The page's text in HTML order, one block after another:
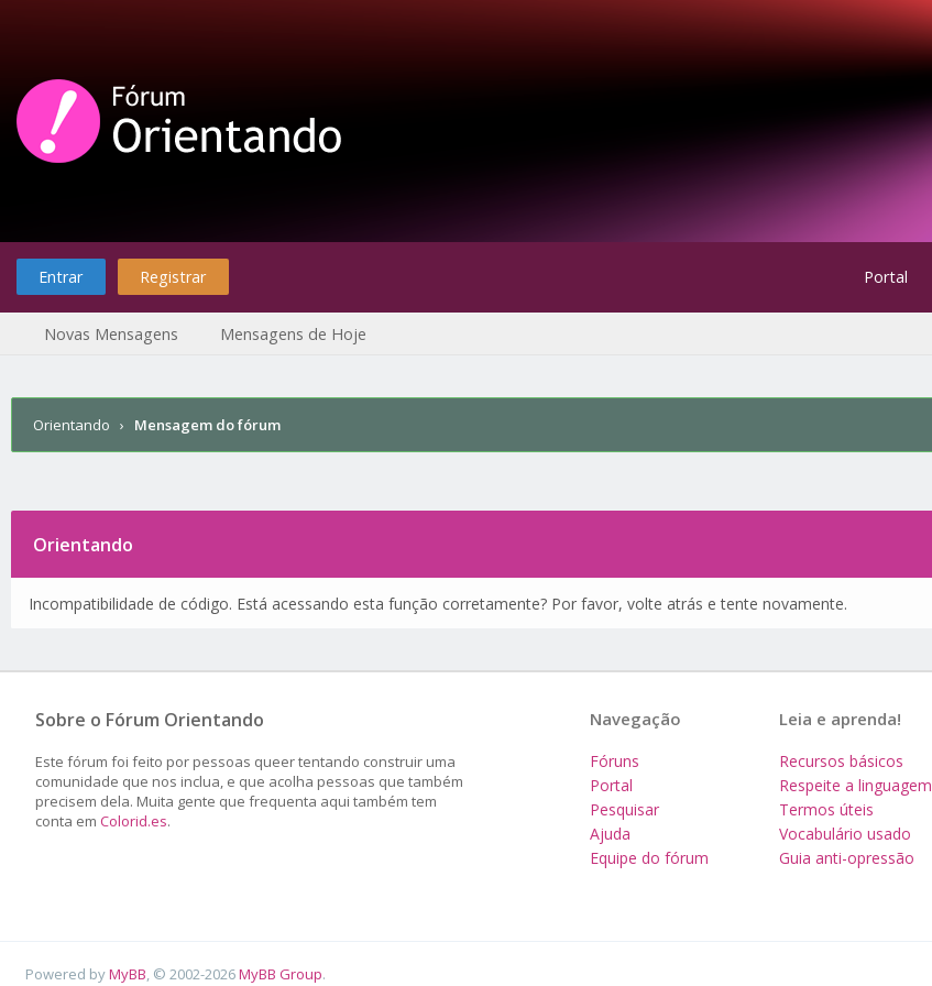
Entrar Registrar Portal
Novas Mensagens Mensagens de Hoje
Orientando › Mensagem do fórum
Orientando
Incompatibilidade de código. Está acessando esta função corretamente? Por favor, volte atrás e tente novamente.
Sobre o Fórum Orientando
Este fórum foi feito por pessoas queer tentando construir uma
comunidade que nos inclua, e que acolha pessoas que também
precisem dela. Muita gente que frequenta aqui também tem
conta em Colorid.es.
Leia e aprenda!
Recursos básicos
Respeite a linguagem
Termos úteis
Vocabulário usado
Guia anti-opressão
Navegação
Fóruns
Portal
Pesquisar
Ajuda
Equipe do fórum
Powered byMyBB , © 2002-2026MyBB Group.